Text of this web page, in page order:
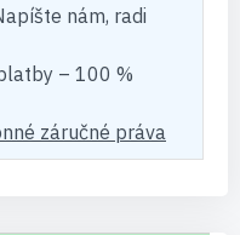
nám, radi
– 100 %
záručné práva